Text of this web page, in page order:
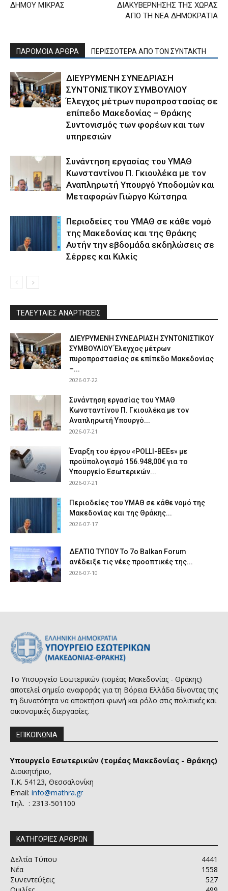
ΔΗΜΟΥ ΜΙΚΡΑΣ
ΔΙΑΚΥΒΕΡΝΗΣΗΣ ΤΗΣ ΧΩΡΑΣ
ΑΠΟ ΤΗ ΝΕΑ ΔΗΜΟΚΡΑΤΙΑ
ΠΑΡΟΜΟΙΑ ΑΡΘΡΑ ΠΕΡΙΣΣΟΤΕΡΑ ΑΠΟ ΤΟΝ ΣΥΝΤΑΚΤΗ
ΔΙΕΥΡΥΜΕΝΗ ΣΥΝΕΔΡΙΑΣΗ
ΣΥΝΤΟΝΙΣΤΙΚΟΥ ΣΥΜΒΟΥΛΙΟΥ
Έλεγχος μέτρων πυροπροστασίας σε
επίπεδο Μακεδονίας – Θράκης
Συντονισμός των φορέων και των
υπηρεσιών
Συνάντηση εργασίας του ΥΜΑΘ
Κωνσταντίνου Π. Γκιουλέκα με τον
Αναπληρωτή Υπουργό Υποδομών και
Μεταφορών Γιώργο Κώτσηρα
Περιοδείες του ΥΜΑΘ σε κάθε νομό
της Μακεδονίας και της Θράκης
Αυτήν την εβδομάδα εκδηλώσεις σε
Σέρρες και Κιλκίς
ΤΕΛΕΥΤΑΙΕΣ ΑΝΑΡΤΗΣΕΙΣ
ΔΙΕΥΡΥΜΕΝΗ ΣΥΝΕΔΡΙΑΣΗ ΣΥΝΤΟΝΙΣΤΙΚΟΥ
ΣΥΜΒΟΥΛΙΟΥ Έλεγχος μέτρων
πυροπροστασίας σε επίπεδο Μακεδονίας
–...
2026-07-22
Συνάντηση εργασίας του ΥΜΑΘ
Κωνσταντίνου Π. Γκιουλέκα με τον
Αναπληρωτή Υπουργό...
2026-07-21
Έναρξη του έργου «POLLI-BEEs» με
προϋπολογισμό 156.948,00€ για το
Υπουργείο Εσωτερικών...
2026-07-21
Περιοδείες του ΥΜΑΘ σε κάθε νομό της
Μακεδονίας και της Θράκης...
2026-07-17
ΔΕΛΤΙΟ ΤΥΠΟΥ Το 7ο Balkan Forum
ανέδειξε τις νέες προοπτικές της...
2026-07-10
Το Υπουργείο Εσωτερικών (τομέας Μακεδονίας - Θράκης)
αποτελεί σημείο αναφοράς για τη Βόρεια Ελλάδα δίνοντας της
τη δυνατότητα να αποκτήσει φωνή και ρόλο στις πολιτικές και
οικονομικές διεργασίες.
ΕΠΙΚΟΙΝΩΝΙΑ
Υπουργείο Εσωτερικών (τομέας Μακεδονίας - Θράκης)
Διοικητήριο,
Τ.Κ. 54123, Θεσσαλονίκη
Email: info@mathra.gr
Τηλ. : 2313-501100
ΚΑΤΗΓΟΡΙΕΣ ΑΡΘΡΩΝ
Δελτία Τύπου
4441
Νέα
1558
Συνεντεύξεις
527